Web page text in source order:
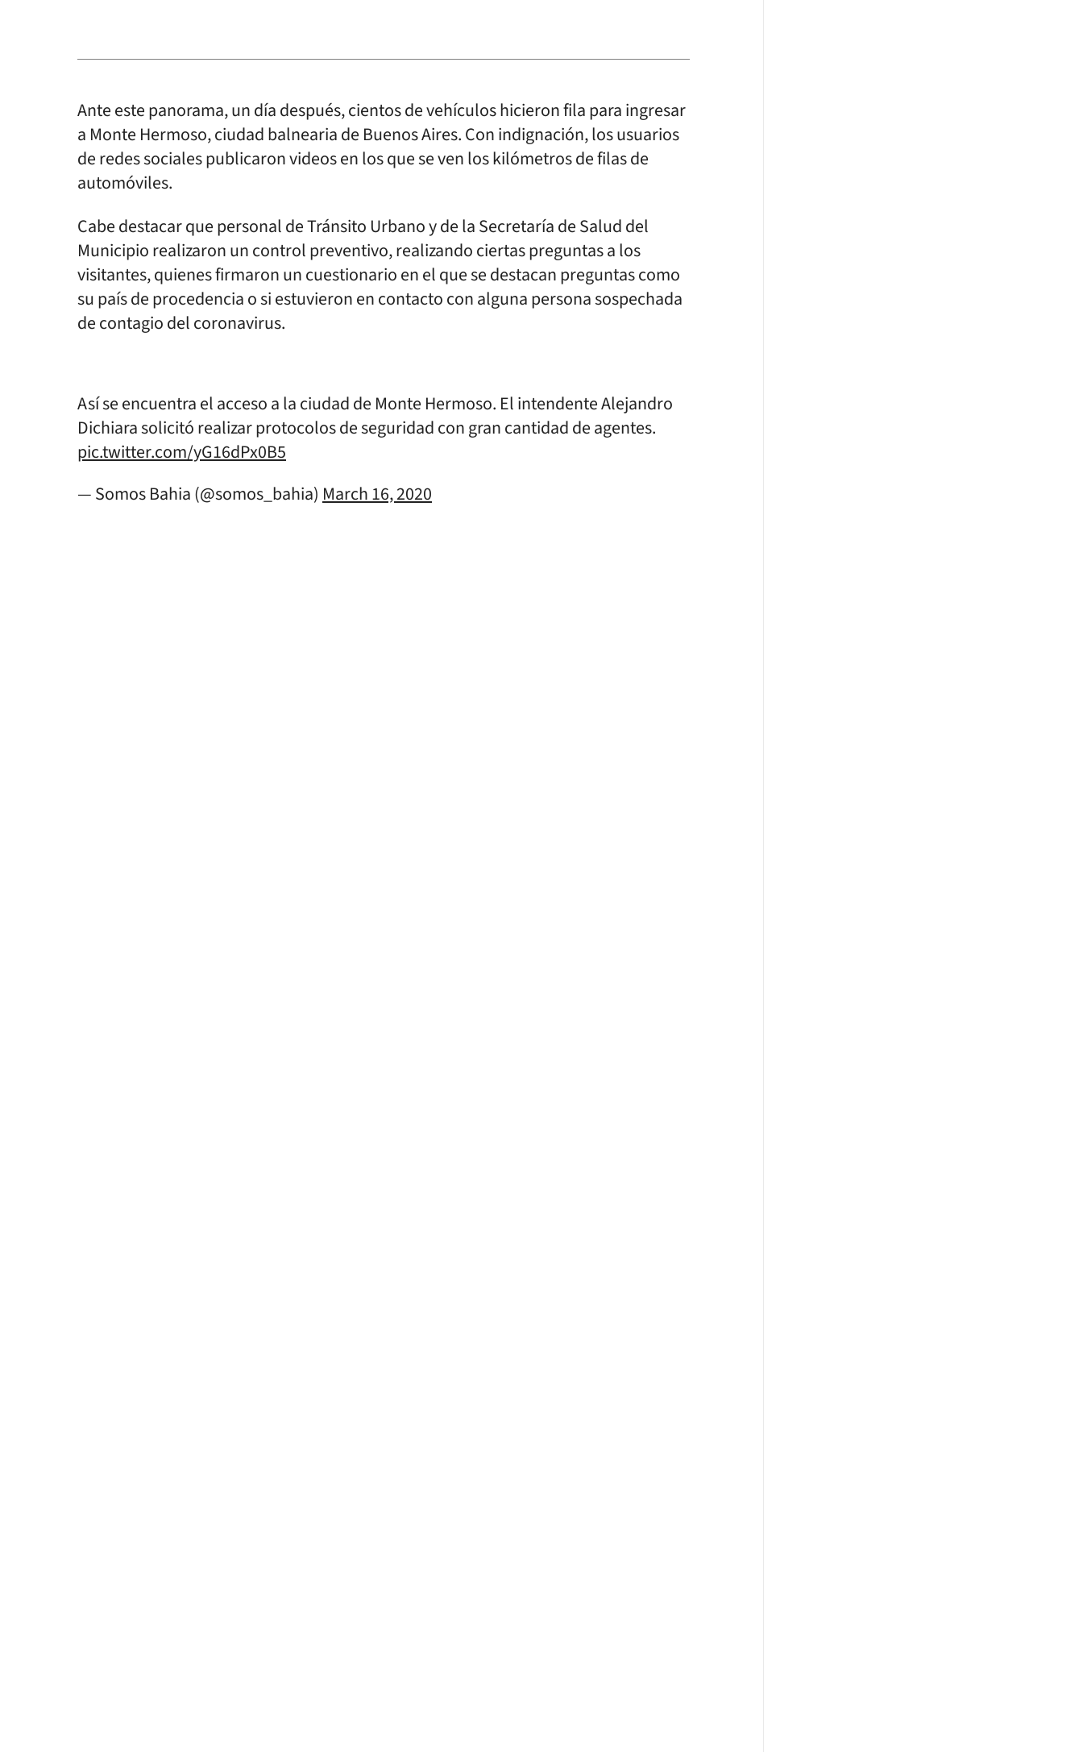
Ante este panorama, un día después, cientos de vehículos hicieron fila para ingresar
a Monte Hermoso, ciudad balnearia de Buenos Aires. Con indignación, los usuarios
de redes sociales publicaron videos en los que se ven los kilómetros de filas de
automóviles.
Cabe destacar que personal de Tránsito Urbano y de la Secretaría de Salud del
Municipio realizaron un control preventivo, realizando ciertas preguntas a los
visitantes, quienes firmaron un cuestionario en el que se destacan preguntas como
su país de procedencia o si estuvieron en contacto con alguna persona sospechada
de contagio del coronavirus.
Así se encuentra el acceso a la ciudad de Monte Hermoso. El intendente Alejandro
Dichiara solicitó realizar protocolos de seguridad con gran cantidad de agentes.
pic.twitter.com/yG16dPx0B5
— Somos Bahia (@somos_bahia) March 16, 2020